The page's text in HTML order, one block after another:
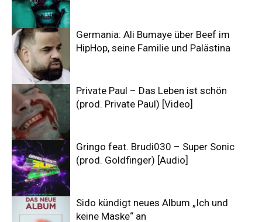
Germania: Ali Bumaye über Beef im
HipHop, seine Familie und Palästina
Private Paul – Das Leben ist schön
(prod. Private Paul) [Video]
Gringo feat. Brudi030 – Super Sonic
(prod. Goldfinger) [Audio]
Sido kündigt neues Album „Ich und
keine Maske“ an